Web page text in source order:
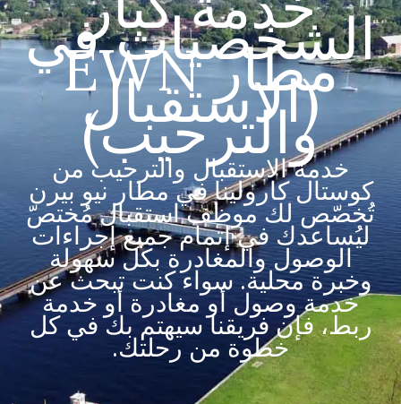
الشخصيات في
مطار EWN
(الاستقبال
والترحيب)
خدمة الاستقبال والترحيب من
كوستال كارولينا في مطار نيو بيرن
تُخصّص لك موظف استقبال مُختصّ
ليُساعدك في إتمام جميع إجراءات
الوصول والمغادرة بكل سهولة
وخبرة محلية. سواء كنت تبحث عن
خدمة وصول أو مغادرة أو خدمة
ربط، فإن فريقنا سيهتم بك في كل
خطوة من رحلتك.